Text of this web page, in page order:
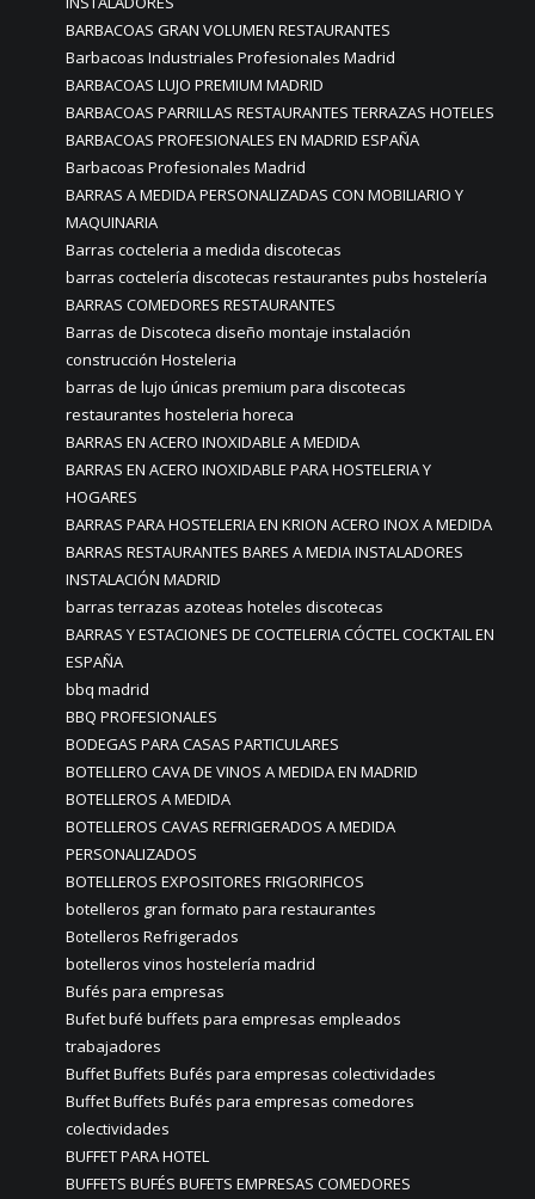
BARBACOAS GRAN VOLUMEN RESTAURANTES
Barbacoas Industriales Profesionales Madrid
BARBACOAS LUJO PREMIUM MADRID
BARBACOAS PARRILLAS RESTAURANTES TERRAZAS HOTELES
BARBACOAS PROFESIONALES EN MADRID ESPAÑA
Barbacoas Profesionales Madrid
BARRAS A MEDIDA PERSONALIZADAS CON MOBILIARIO Y
MAQUINARIA
Barras cocteleria a medida discotecas
barras coctelería discotecas restaurantes pubs hostelería
BARRAS COMEDORES RESTAURANTES
Barras de Discoteca diseño montaje instalación
construcción Hosteleria
barras de lujo únicas premium para discotecas
restaurantes hosteleria horeca
BARRAS EN ACERO INOXIDABLE A MEDIDA
BARRAS EN ACERO INOXIDABLE PARA HOSTELERIA Y
HOGARES
BARRAS PARA HOSTELERIA EN KRION ACERO INOX A MEDIDA
BARRAS RESTAURANTES BARES A MEDIA INSTALADORES
INSTALACIÓN MADRID
barras terrazas azoteas hoteles discotecas
BARRAS Y ESTACIONES DE COCTELERIA CÓCTEL COCKTAIL EN
ESPAÑA
bbq madrid
BBQ PROFESIONALES
BODEGAS PARA CASAS PARTICULARES
BOTELLERO CAVA DE VINOS A MEDIDA EN MADRID
BOTELLEROS A MEDIDA
BOTELLEROS CAVAS REFRIGERADOS A MEDIDA
PERSONALIZADOS
BOTELLEROS EXPOSITORES FRIGORIFICOS
botelleros gran formato para restaurantes
Botelleros Refrigerados
botelleros vinos hostelería madrid
Bufés para empresas
Bufet bufé buffets para empresas empleados
trabajadores
Buffet Buffets Bufés para empresas colectividades
Buffet Buffets Bufés para empresas comedores
colectividades
BUFFET PARA HOTEL
BUFFETS BUFÉS BUFETS EMPRESAS COMEDORES